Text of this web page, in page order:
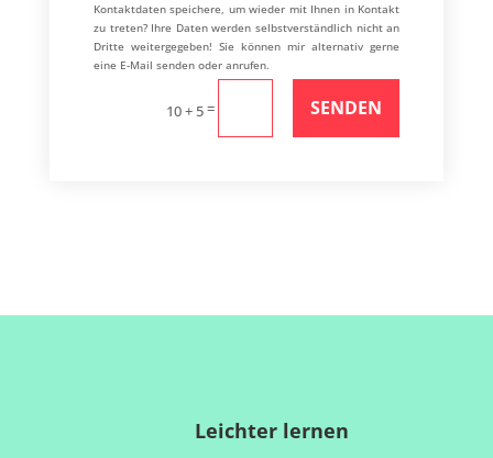
Kontaktdaten speichere, um wieder mit Ihnen in Kontakt
zu treten? Ihre Daten werden selbstverständlich nicht an
Dritte weitergegeben! Sie können mir alternativ gerne
eine E-Mail senden oder anrufen.
10 + 5= SENDEN
Leichter lernen